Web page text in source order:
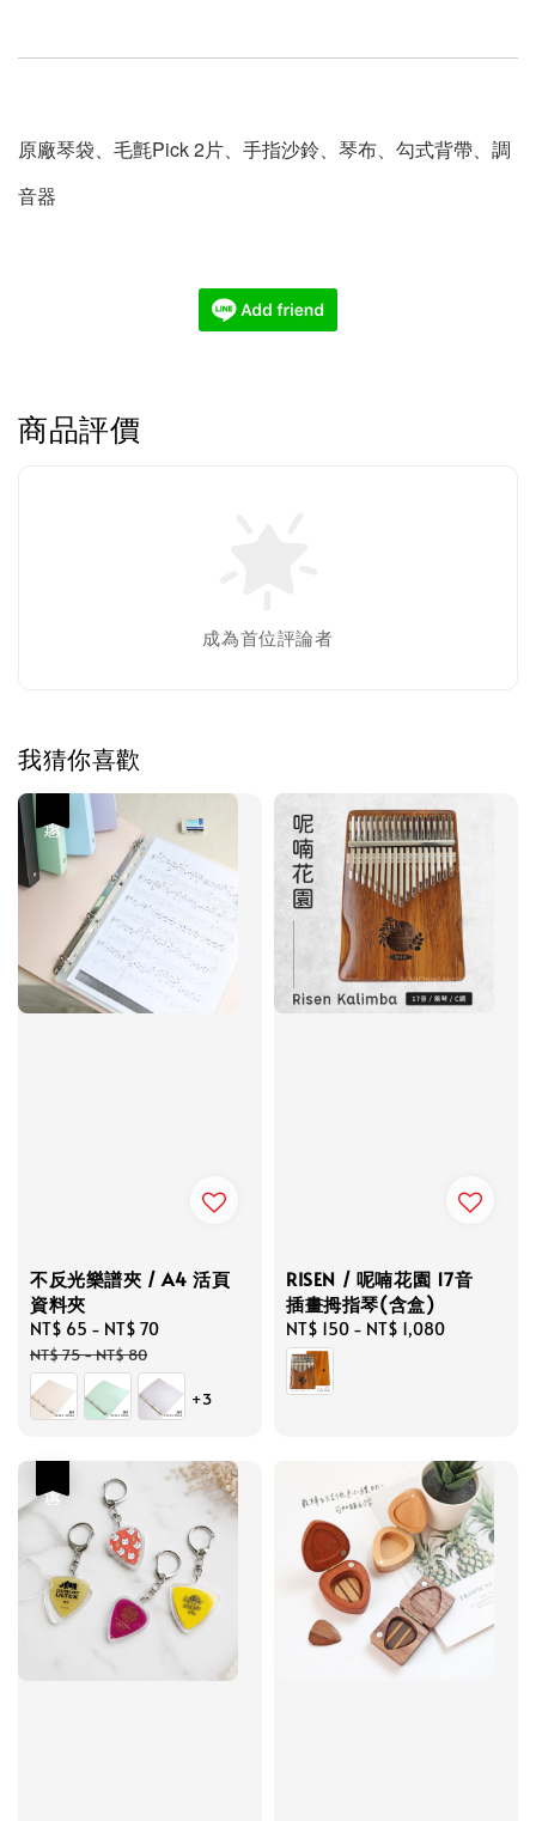
原廠琴袋、毛氈Pick 2片、手指沙鈴、琴布、勾式背帶、調
音器
商品評價
成為首位評論者
我猜你喜歡
不反光樂譜夾 / A4 活頁
資料夾
Sale
price
NT$ 65 - NT$ 70
NT$ 75-NT$ 80
+3
RISEN / 呢喃花園 17音
插畫拇指琴(含盒)
Regular
price
NT$ 150 - NT$ 1,080